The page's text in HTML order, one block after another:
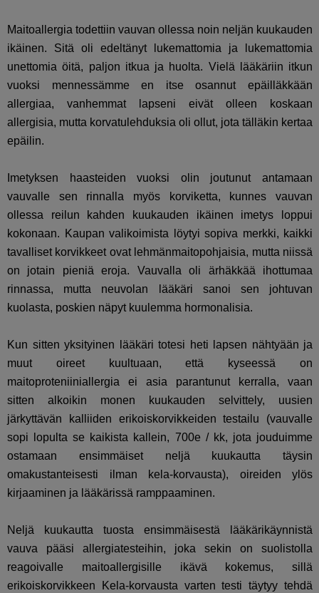
Maitoallergia todettiin vauvan ollessa noin neljän kuukauden
ikäinen. Sitä oli edeltänyt lukemattomia ja lukemattomia
unettomia öitä, paljon itkua ja huolta. Vielä lääkäriin itkun
vuoksi mennessämme en itse osannut epäilläkkään
allergiaa, vanhemmat lapseni eivät olleen koskaan
allergisia, mutta korvatulehduksia oli ollut, jota tälläkin kertaa
epäilin.
Imetyksen haasteiden vuoksi olin joutunut antamaan
vauvalle sen rinnalla myös korviketta, kunnes vauvan
ollessa reilun kahden kuukauden ikäinen imetys loppui
kokonaan. Kaupan valikoimista löytyi sopiva merkki, kaikki
tavalliset korvikkeet ovat lehmänmaitopohjaisia, mutta niissä
on jotain pieniä eroja. Vauvalla oli ärhäkkää ihottumaa
rinnassa, mutta neuvolan lääkäri sanoi sen johtuvan
kuolasta, poskien näpyt kuulemma hormonalisia.
Kun sitten yksityinen lääkäri totesi heti lapsen nähtyään ja
muut oireet kuultuaan, että kyseessä on
maitoproteniiniallergia ei asia parantunut kerralla, vaan
sitten alkoikin monen kuukauden selvittely, uusien
järkyttävän kalliiden erikoiskorvikkeiden testailu (vauvalle
sopi lopulta se kaikista kallein, 700e / kk, jota jouduimme
ostamaan ensimmäiset neljä kuukautta täysin
omakustanteisesti ilman kela-korvausta), oireiden ylös
kirjaaminen ja lääkärissä ramppaaminen.
Neljä kuukautta tuosta ensimmäisestä lääkärikäynnistä
vauva pääsi allergiatesteihin, joka sekin on suolistolla
reagoivalle maitoallergisille ikävä kokemus, sillä
erikoiskorvikkeen Kela-korvausta varten testi täytyy tehdä